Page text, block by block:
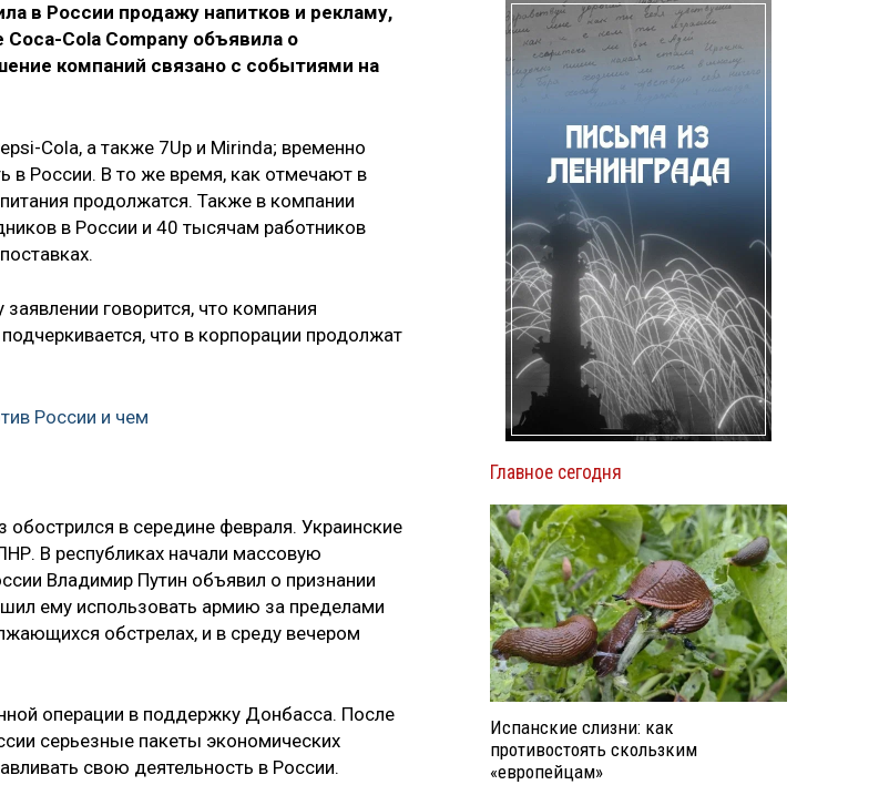
в России продажу напитков и рекламу,
Coca-Cola Company объявила о
компаний связано с событиями на
Cola, а также 7Up и Mirinda; временно
в России. В то же время, как отмечают в
продолжатся. Также в компании
в России и 40 тысячам работников
говорится, что компания
что в корпорации продолжат
России и чем
в середине февраля. Украинские
В республиках начали массовую
Владимир Путин объявил о признании
ему использовать армию за пределами
обстрелах, и в среду вечером
операции в поддержку Донбасса. После
серьезные пакеты экономических
свою деятельность в России.
Главное сегодня
Испанские слизни: как
противостоять скользким
«европейцам»